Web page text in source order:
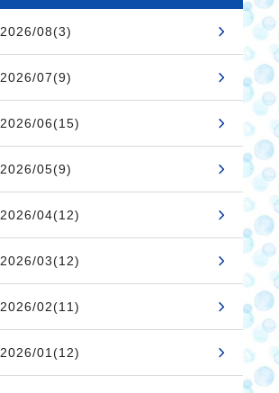
2026/08(3)
2026/07(9)
2026/06(15)
2026/05(9)
2026/04(12)
2026/03(12)
2026/02(11)
2026/01(12)